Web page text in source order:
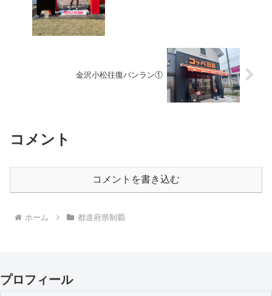
金沢小松往復パンラン①
コメント
コメントを書き込む
ホーム 都道府県制覇
プロフィール